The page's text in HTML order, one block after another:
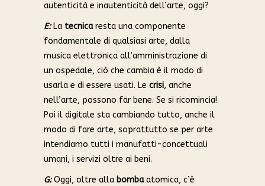
autenticità e inautenticità dell’arte, oggi?
E:La tecnicaresta una componente
fondamentale di qualsiasi arte, dalla
musica elettronica all’amministrazione di
un ospedale, ciò che cambia è il modo di
usarla e di essere usati. Le crisi, anche
nell’arte, possono far bene. Se si ricomincia!
Poi il digitale sta cambiando tutto, anche il
modo di fare arte, soprattutto se per arte
intendiamo tutti i manufatti-concettuali
umani, i servizi oltre ai beni.
G: Oggi, oltre alla bombaatomica, c’è